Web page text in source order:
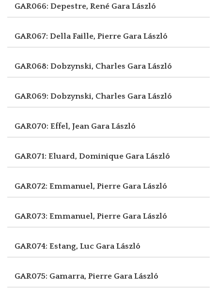
GAR066: Depestre, René Gara László
GAR067: Della Faille, Pierre Gara László
GAR068: Dobzynski, Charles Gara László
GAR069: Dobzynski, Charles Gara László
GAR070: Effel, Jean Gara László
GAR071: Eluard, Dominique Gara László
GAR072: Emmanuel, Pierre Gara László
GAR073: Emmanuel, Pierre Gara László
GAR074: Estang, Luc Gara László
GAR075: Gamarra, Pierre Gara László